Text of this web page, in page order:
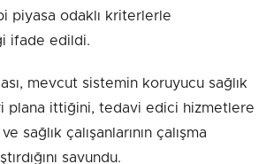
piyasa odaklı kriterlerle
ifade edildi.
mevcut sistemin koruyucu sağlık
plana ittiğini, tedavi edici hizmetlere
sağlık çalışanlarının çalışma
savundu.